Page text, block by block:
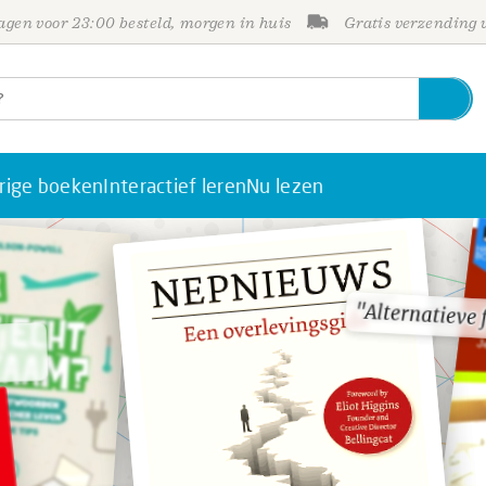
voor 23:00 besteld, morgen in huis Gratis verzending
boekenInteractief lerenNu lezen
"Alternatieve
"Alternatieve